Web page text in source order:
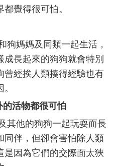
覺得很可怕。
媽媽及同類一起生活，
長起來的狗狗就會特別
曾經挨人類揍得經驗也有
活物都很可怕
他的狗狗一起玩耍而長
同伴，但卻會害怕除人類
是因為它們的交際面太狹